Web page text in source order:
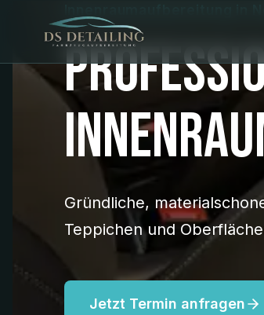
Gründliche,
Teppichen und
Jetzt Termin anfragen